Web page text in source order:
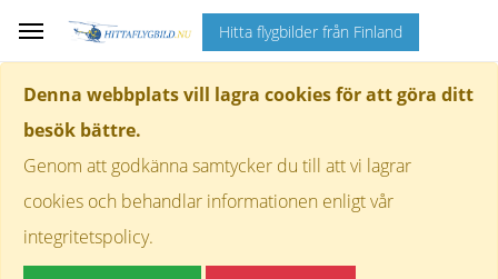
Denna webbplats vill lagra cookies för att göra ditt
besök bättre.
Genom att godkänna samtycker du till att vi lagrar
cookies och behandlar informationen enligt vår
integritetspolicy.
Hitta flygbilder från Finland